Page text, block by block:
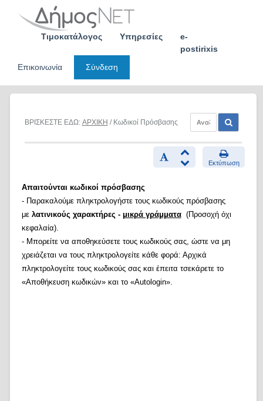
Τιμοκατάλογος Υπηρεσίες
e-
postirixis
Επικοινωνία
Σύνδεση
ΒΡΙΣΚΕΣΤΕ ΕΔΩ: ΑΡΧΙΚΗ / Κωδικοί Πρόσβασης
Εκτύπωση
Απαιτούνται κωδικοί πρόσβασης
- Παρακαλούμε πληκτρολογήστε τους κωδικούς πρόσβασης
με λατινικούς χαρακτήρες - μικρά γράμματα(Προσοχή όχι
κεφαλαία).
- Μπορείτε να αποθηκεύσετε τους κωδικούς σας, ώστε να μη
χρειάζεται να τους πληκτρολογείτε κάθε φορά: Αρχικά
πληκτρολογείτε τους κωδικούς σας και έπειτα τσεκάρετε το
«Αποθήκευση κωδικών» και το «Autologin».